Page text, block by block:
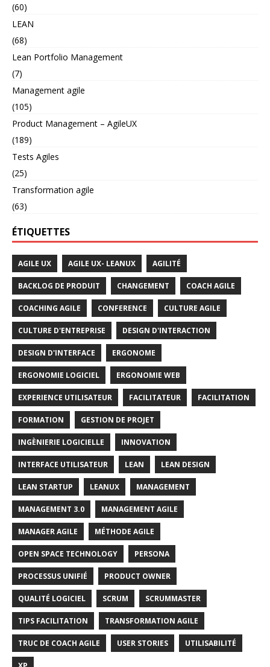
(60)
LEAN
(68)
Lean Portfolio Management
(7)
Management agile
(105)
Product Management – AgileUX
(189)
Tests Agiles
(25)
Transformation agile
(63)
ÉTIQUETTES
AGILE UX AGILE UX- LEANUX AGILITÉ
BACKLOG DE PRODUIT CHANGEMENT COACH AGILE
COACHING AGILE CONFERENCE CULTURE AGILE
CULTURE D'ENTREPRISE DESIGN D'INTERACTION
DESIGN D'INTERFACE ERGONOME
ERGONOMIE LOGICIEL ERGONOMIE WEB
EXPERIENCE UTILISATEUR FACILITATEUR FACILITATION
FORMATION GESTION DE PROJET
INGÈNIERIE LOGICIELLE INNOVATION
INTERFACE UTILISATEUR LEAN LEAN DESIGN
LEAN STARTUP LEANUX MANAGEMENT
MANAGEMENT 3.0 MANAGEMENT AGILE
MANAGER AGILE MÉTHODE AGILE
OPEN SPACE TECHNOLOGY PERSONA
PROCESSUS UNIFIÉ PRODUCT OWNER
QUALITÉ LOGICIEL SCRUM SCRUMMASTER
TIPS FACILITATION TRANSFORMATION AGILE
TRUC DE COACH AGILE USER STORIES UTILISABILITÉ